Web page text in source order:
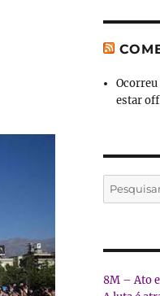
Ocorreu
estar
Pesquisar
por:
8M – Ato